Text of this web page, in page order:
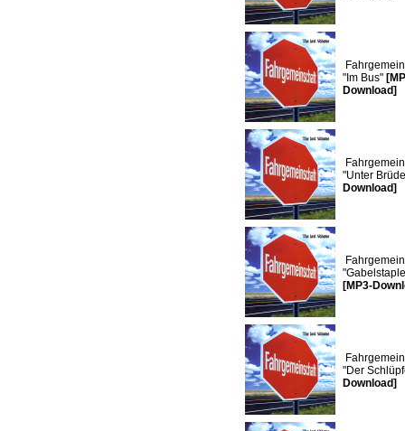
"Im Bus"
Download]
"Unter
Download]
[MP3-
"Der
Download]